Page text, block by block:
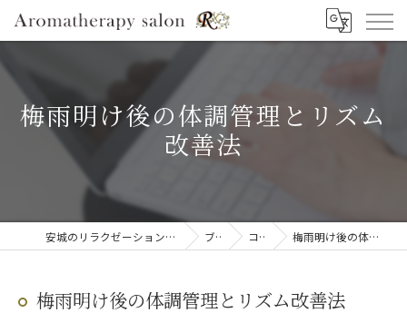
梅雨明け後の体調管理とリズム
改善法
安城のリラクゼーションならAromatherapy salon R ブログ コラム 梅雨明け後の体調管理とリズム改善法
梅雨明け後の体調管理とリズム改善法